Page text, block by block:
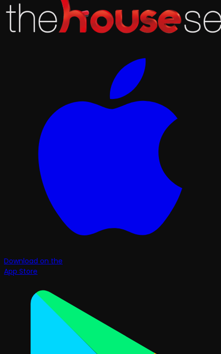
Download on the
App Store